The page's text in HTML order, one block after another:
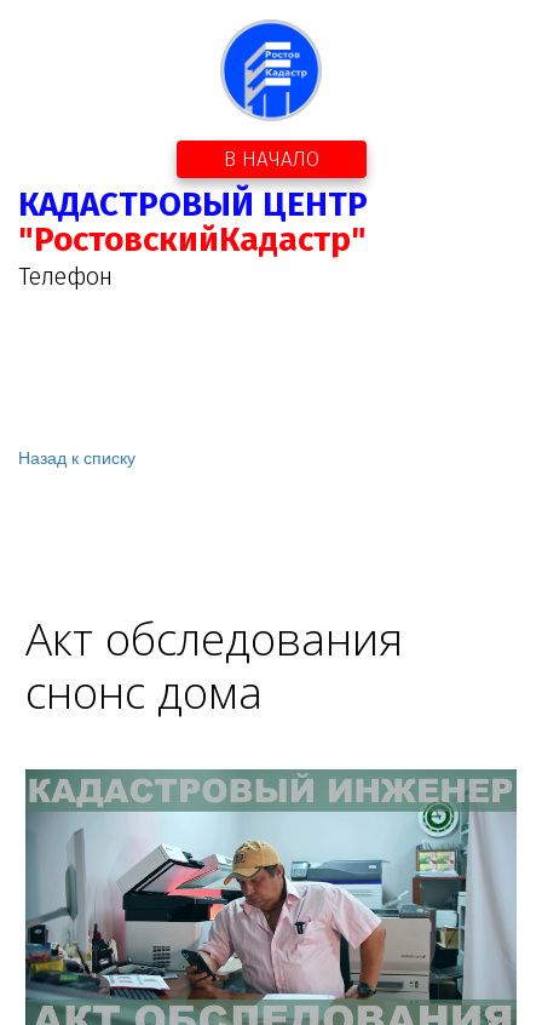
В НАЧАЛО
КАДАСТРОВЫЙ ЦЕНТР
"РостовскийКадастр"
Телефон
Назад к списку
Акт обследования
снонс дома